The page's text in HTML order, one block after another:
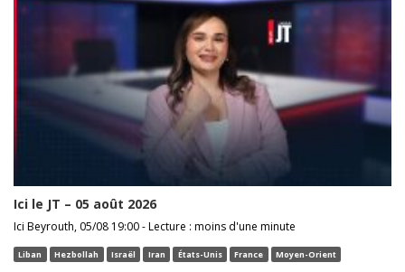
Ici le JT – 05 août 2026
Ici Beyrouth, 05/08 19:00 - Lecture : moins d'une minute
Liban Hezbollah Israël Iran États-Unis France Moyen-Orient